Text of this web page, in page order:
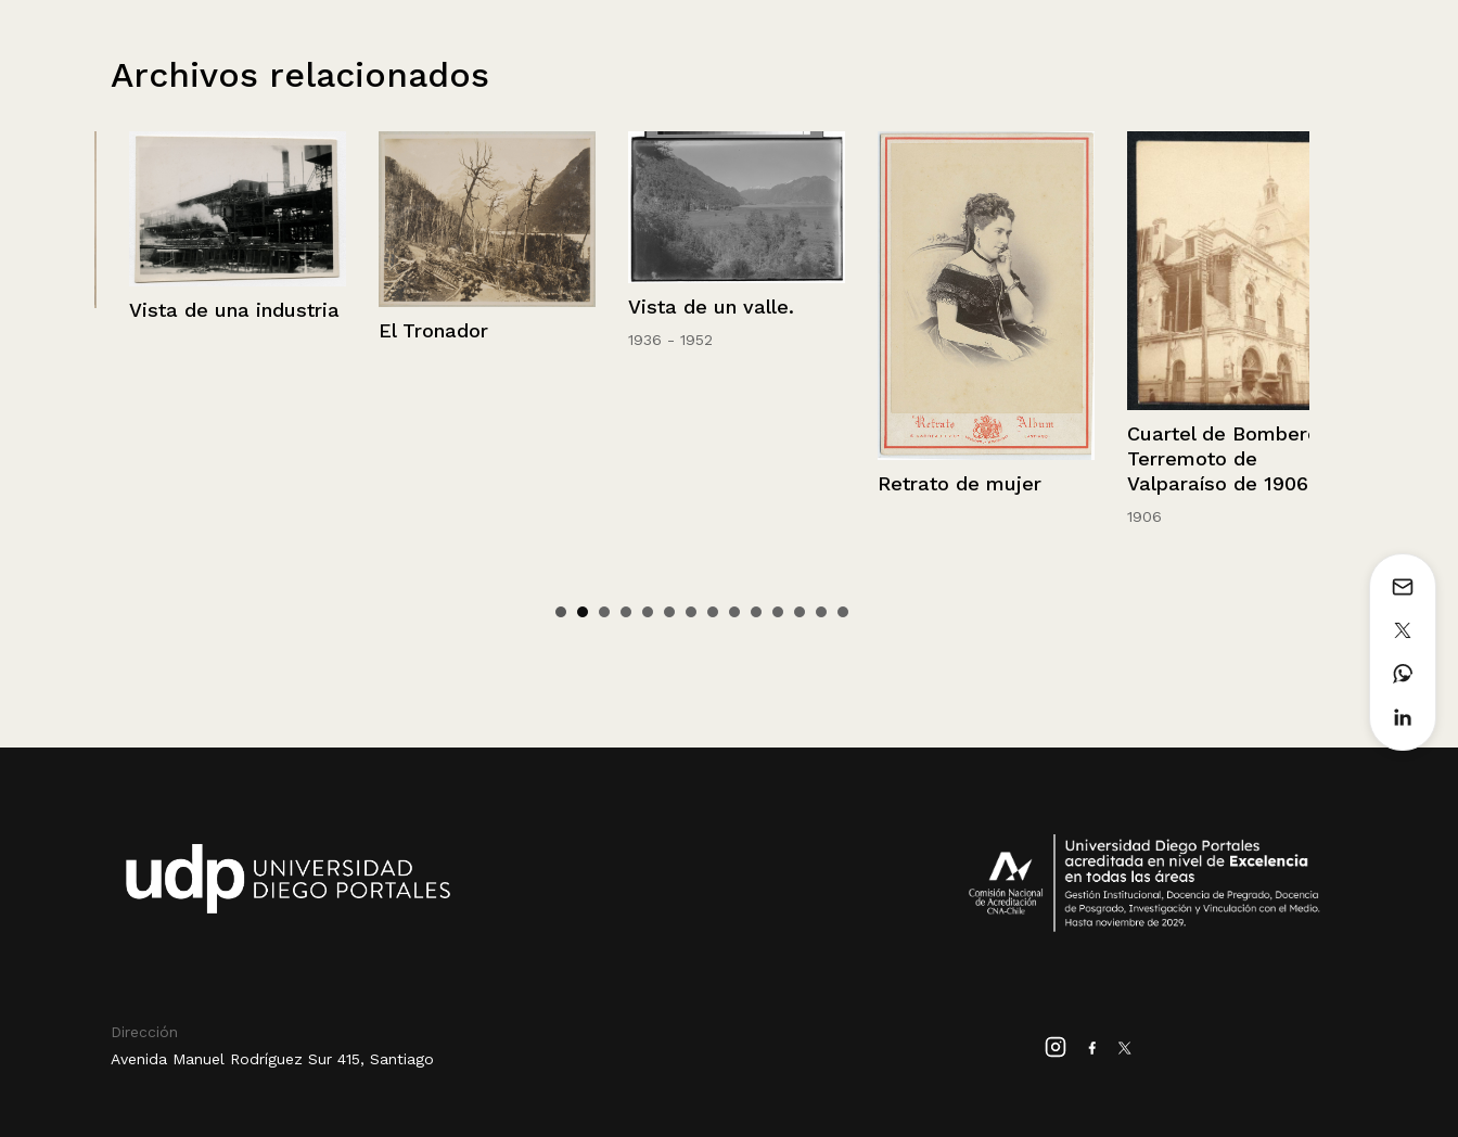
Archivos relacionados
Vista de una industria
El Tronador
Vista de un valle.
1936 - 1952
Retrato de mujer
Cuartel de Bomberos,
Terremoto de
Valparaíso de 1906.
Dirección
Avenida Manuel Rodríguez Sur 415, Santiago